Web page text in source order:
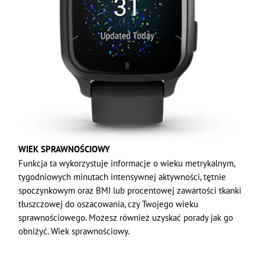
WIEK SPRAWNOŚCIOWY
Funkcja ta wykorzystuje informacje o wieku metrykalnym,
tygodniowych minutach intensywnej aktywności, tętnie
spoczynkowym oraz BMI lub procentowej zawartości tkanki
tłuszczowej do oszacowania, czy Twojego wieku
sprawnościowego. Możesz również uzyskać porady jak go
obniżyć. Wiek sprawnościowy.